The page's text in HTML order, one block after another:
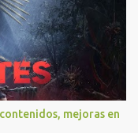
monedas virtuales y
se pueden
tu aplicación de Xbox
Essential también
el cual nos permitite
la suscripción
si es que los
mejoras en